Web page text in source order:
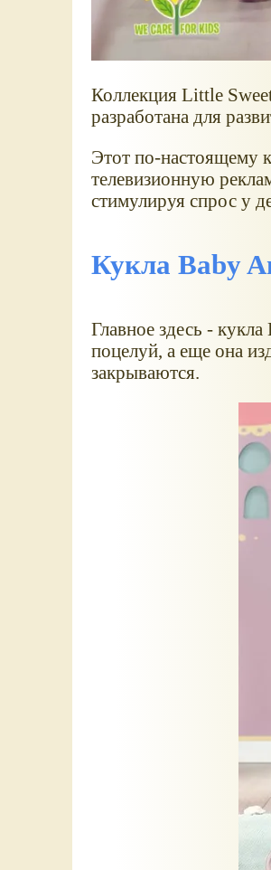
Коллекция Little
разработана для
Этот по-настоящему
телевизионную
стимулируя спрос у
Кукла Baby
Главное здесь -
поцелуй, а еще она
закрываются.